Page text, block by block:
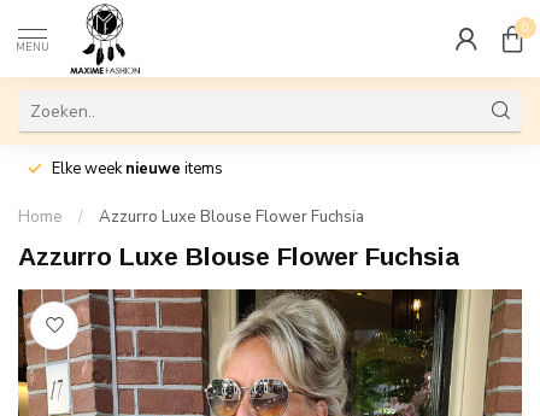
MENU
0
Elke weeknieuwe items
Home / Azzurro Luxe Blouse Flower Fuchsia
Azzurro Luxe Blouse Flower Fuchsia